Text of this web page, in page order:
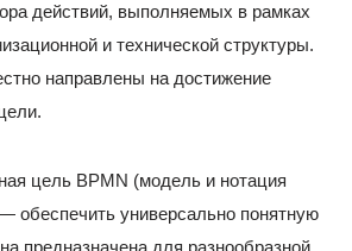
действий, выполняемых в рамках
и технической структуры.
направлены на достижение
цель BPMN (модель и нотация
обеспечить универсально понятную